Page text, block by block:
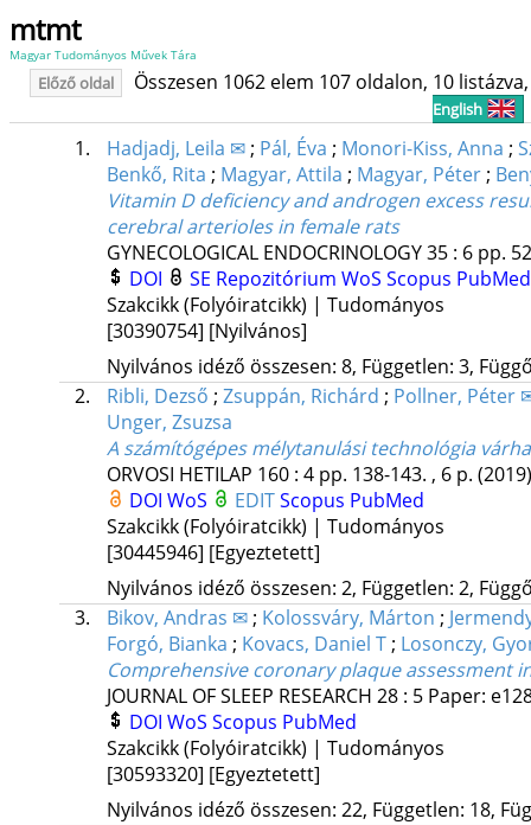
mtmt
Magyar Tudományos Művek Tára
Előző oldal Összesen 1062 elem 107 oldalon, 10
English
1. Hadjadj, Leila ✉; Pál, Éva ; Monori-Kiss, Anna ;
Benkő, Rita ; Magyar, Attila ; Magyar, Péter;
Vitamin D deficiency and androgen excess
cerebral arterioles in female rats
GYNECOLOGICAL ENDOCRINOLOGY35: 6 pp.
DOI
SE Repozitórium WoS Scopus PubMed
Szakcikk (Folyóiratcikk) | Tudományos
[30390754] [Nyilvános]
Nyilvános idéző összesen: 8, Független: 3,
2.
Ribli, Dezső ; Zsuppán, Richárd ; Pollner, Péter
Unger, Zsuzsa
A számítógépes mélytanulási technológia
ORVOSI HETILAP 160: 4 pp. 138-143. , 6 p. (2019)
DOI WoS EDITScopus PubMed
Szakcikk (Folyóiratcikk) | Tudományos
[30445946] [Egyeztetett]
Nyilvános idéző összesen: 2, Független: 2,
3.
Bikov, Andras ✉; Kolossváry, Márton ;
Forgó, Bianka ; Kovacs, Daniel T; Losonczy,
Comprehensive coronary plaque assessment
JOURNAL OF SLEEP RESEARCH 28: 5 Paper:
DOI WoS Scopus PubMed
Szakcikk (Folyóiratcikk) | Tudományos
[30593320] [Egyeztetett]
Nyilvános idéző összesen: 22, Független: 18,